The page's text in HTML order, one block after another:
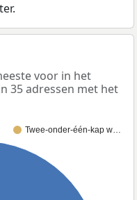
voor in het
35 adressen met het
Twee-onder-één-kap w…